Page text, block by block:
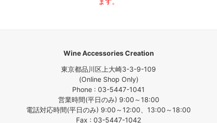
Wine Accessories Creation
東京都品川区上大崎3-3-9-109
(Online Shop Only)
Phone : 03-5447-1041
営業時間(平日のみ) 9:00～18:00
電話対応時間(平日のみ) 9:00～12:00、13:00～18:00
Fax : 03-5447-1042